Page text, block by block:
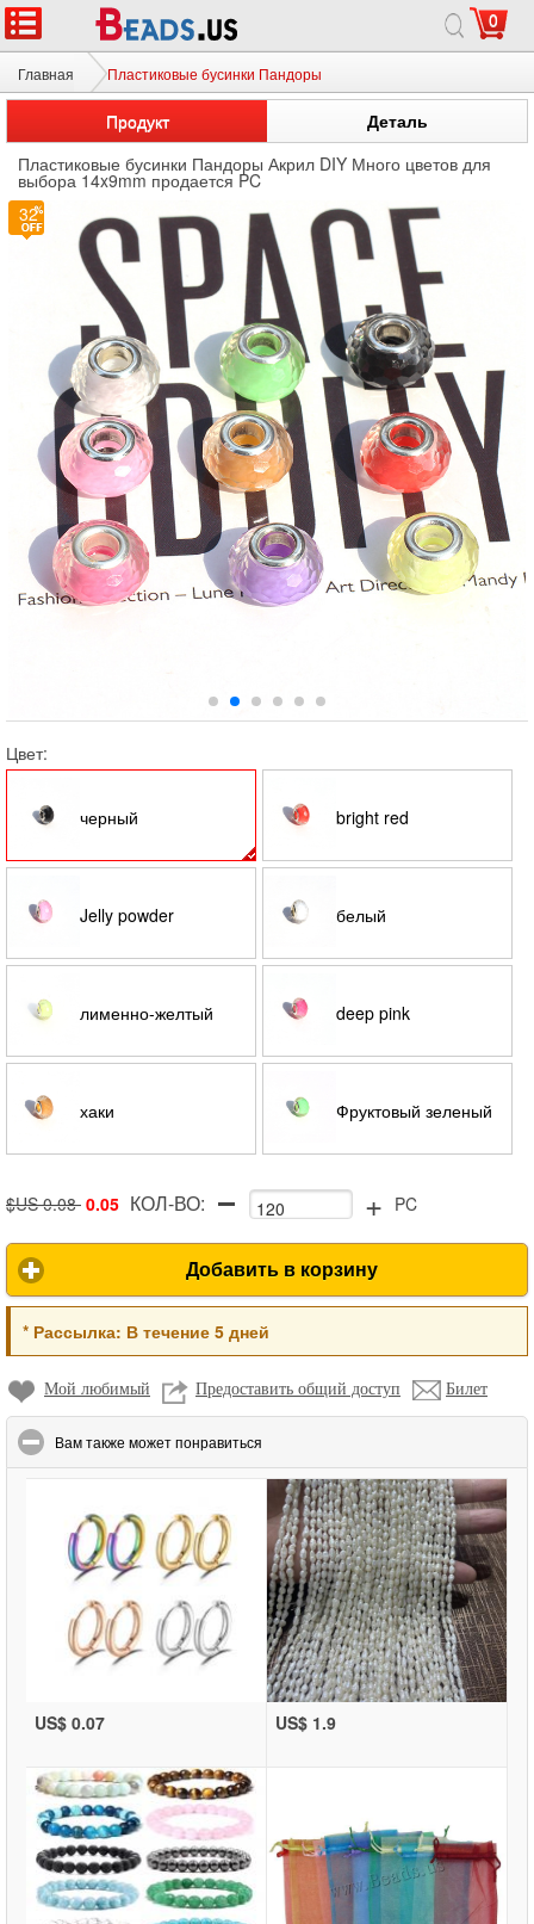
0
Главная Пластиковые бусинки Пандоры
Продукт
Деталь
Пластиковые бусинки Пандоры Акрил DIY Много цветов для
выбора 14x9mm продается PC
32
Цвет:
черный bright red
Jelly powder белый
лименно-желтый deep pink
хаки Фруктовый зеленый
$US 0.08 0.05 КОЛ-ВО: + PC
Добавить в корзину
*Рассылка: В течение 5 дней
Мой любимый Предоставить общий доступ Билет
Вам также может понравиться
US$ 0.07 US$ 1.9